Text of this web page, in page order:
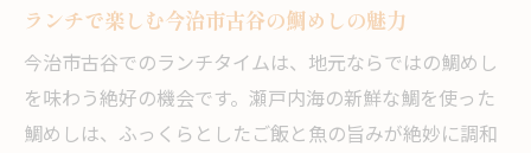
ランチで楽しむ今治市古谷の鯛めしの魅力
今治市古谷でのランチタイムは、地元ならではの鯛めし
を味わう絶好の機会です。瀬戸内海の新鮮な鯛を使った
鯛めしは、ふっくらとしたご飯と魚の旨みが絶妙に調和